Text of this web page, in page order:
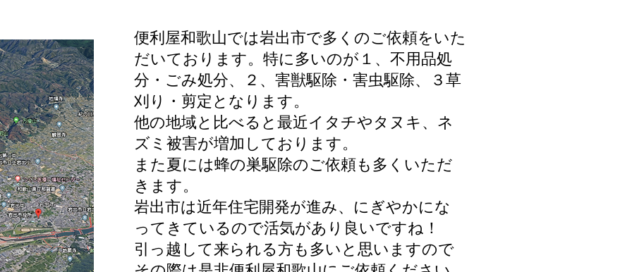
便利屋和歌山では岩出市で多くのご依頼をいた
だいております。特に多いのが１、不用品処
分・ごみ処分、２、害獣駆除・害虫駆除、３草
刈り・剪定となります。
他の地域と比べると最近イタチやタヌキ、ネ
ズミ被害が増加しております。
また 夏には蜂の巣駆除のご依頼も多くいただ
きます。
岩出市は近年住宅開発が進み、にぎやかにな
ってきているので活気があり良いですね！
引っ越して来られる方も多いと思いますので